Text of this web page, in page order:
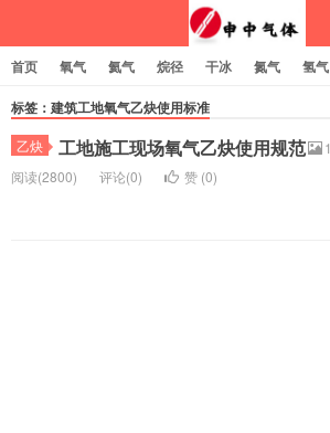
首页 氧气 氦气 烷径 干冰 氮气 氢气
乙炔
标签：建筑工地氧气乙炔使用标准
乙炔 工地施工现场氧气乙炔使用规范
1
阅读(2800)
评论(0) 赞 (0)